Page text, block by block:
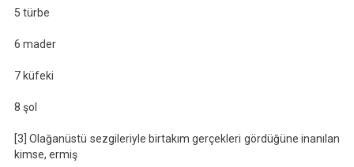
5 türbe
6 mader
7 küfeki
8 şol
[3] Olağanüstü sezgileriyle birtakım gerçekleri gördüğüne inanılan
kimse, ermiş